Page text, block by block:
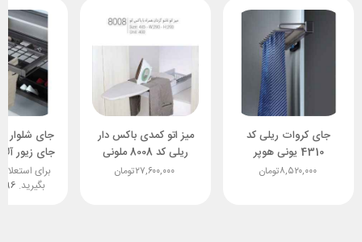
جای کروات ریلی کد
4310 یونی هوپر
۸,۵۲۰,۰۰۰تومان
میز اتو کمدی باکس دار
ریلی کد 8008 ملونی
۲۷,۶۰۰,۰۰۰تومان
جای شلوار
جای زیور
برای
بگیرید.